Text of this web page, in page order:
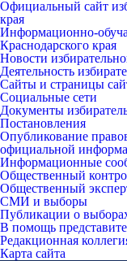
Официальный сайт
края
Информационно-
Краснодарского края
Новости
Деятельность
Сайты и страницы
Социальные сети
Документы
Постановления
Опубликование
официальной
Информационные
Общественный
Общественный
СМИ и выборы
Публикации о
В помощь
Редакционная
Карта сайта